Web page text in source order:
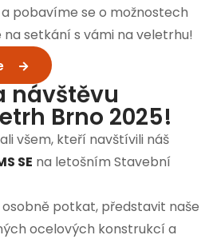
pobavíme se o možnostech
setkání s vámi na veletrhu!
návštěvu
Brno 2025!
všem, kteří navštívili náš
SE na letošním Stavební
potkat, představit naše
ocelových konstrukcí a